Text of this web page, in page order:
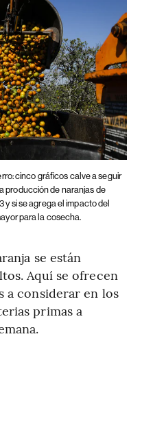
cinco gráficos calve a seguir
producción de naranjas de
y si se agrega el impacto del
para la cosecha.
se están
Aquí se ofrecen
a considerar en los
primas a